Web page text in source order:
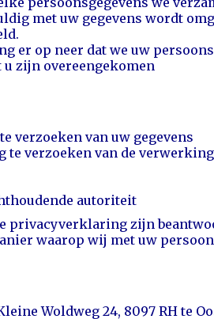
met uw gegevens wordt
er op neer dat we uw
u zijn overeengekomen
verzoeken van uw gegevens
te verzoeken van de
autoriteit
privacyverklaring zijn
waarop wij met uw
Woldweg 24, 8097 RH te